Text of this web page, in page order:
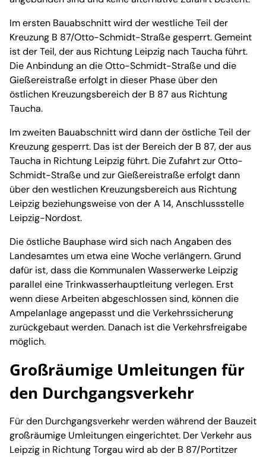
Im ersten Bauabschnitt wird der westliche Teil der
Kreuzung B 87/Otto-Schmidt-Straße gesperrt. Gemeint
ist der Teil, der aus Richtung Leipzig nach Taucha führt.
Die Anbindung an die Otto-Schmidt-Straße und die
Gießereistraße erfolgt in dieser Phase über den
östlichen Kreuzungsbereich der B 87 aus Richtung
Taucha.
Im zweiten Bauabschnitt wird dann der östliche Teil der
Kreuzung gesperrt. Das ist der Bereich der B 87, der aus
Taucha in Richtung Leipzig führt. Die Zufahrt zur Otto-
Schmidt-Straße und zur Gießereistraße erfolgt dann
über den westlichen Kreuzungsbereich aus Richtung
Leipzig beziehungsweise von der A 14, Anschlussstelle
Leipzig-Nordost.
Die östliche Bauphase wird sich nach Angaben des
Landesamtes um etwa eine Woche verlängern. Grund
dafür ist, dass die Kommunalen Wasserwerke Leipzig
parallel eine Trinkwasserhauptleitung verlegen. Erst
wenn diese Arbeiten abgeschlossen sind, können die
Ampelanlage angepasst und die Verkehrssicherung
zurückgebaut werden. Danach ist die Verkehrsfreigabe
möglich.
Großräumige Umleitungen für
den Durchgangsverkehr
Für den Durchgangsverkehr werden während der Bauzeit
großräumige Umleitungen eingerichtet. Der Verkehr aus
Leipzig in Richtung Torgau wird ab der B 87/Portitzer